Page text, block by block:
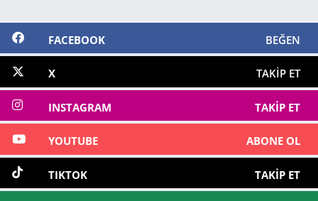
FACEBOOK BEĞEN
X TAKIP ET
INSTAGRAM TAKIP ET
YOUTUBE ABONE OL
TIKTOK TAKIP ET